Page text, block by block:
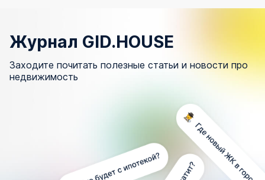
Журнал GID.HOUSE
Заходите почитать полезные статьи и новости про
недвижимость